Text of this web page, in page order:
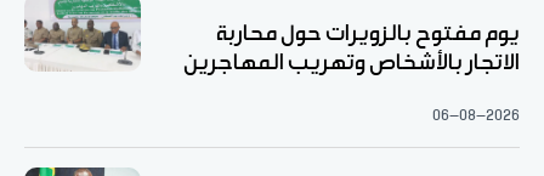
يوم مفتوح بالزويرات حول محاربة
الاتجار بالأشخاص وتهريب المهاجرين
06-08-2026